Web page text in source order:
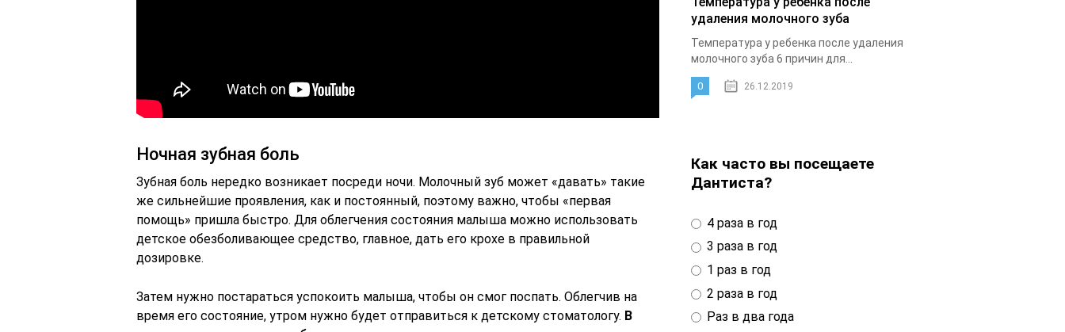
Ночная зубная боль
Зубная боль нередко возникает посреди ночи. Молочный зуб может «давать» такие
же сильнейшие проявления, как и постоянный, поэтому важно, чтобы «первая
помощь» пришла быстро. Для облегчения состояния малыша можно использовать
детское обезболивающее средство, главное, дать его крохе в правильной
дозировке.
Затем нужно постараться успокоить малыша, чтобы он смог поспать. Облегчив на
время его состояние, утром нужно будет отправиться к детскому стоматологу. В
удаления молочного зуба
Температура у ребенка после удаления
молочного зуба 6 причин для...
0 26.12.2019
Как часто вы посещаете
Дантиста?
4 раза в год
3 раза в год
1 раз в год
2 раза в год
Раз в два года